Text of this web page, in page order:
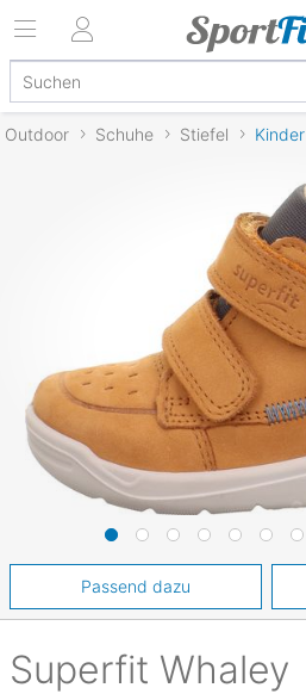
Outdoor Schuhe Stiefel Kinder
Superfit Whaley
Passend dazu